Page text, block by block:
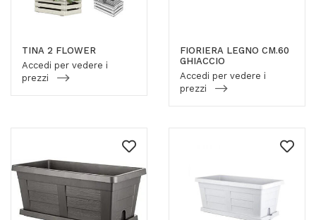
TINA 2 FLOWER
Accedi per vedere i
prezzi
FIORIERA LEGNO CM.60
GHIACCIO
Accedi per vedere i
prezzi